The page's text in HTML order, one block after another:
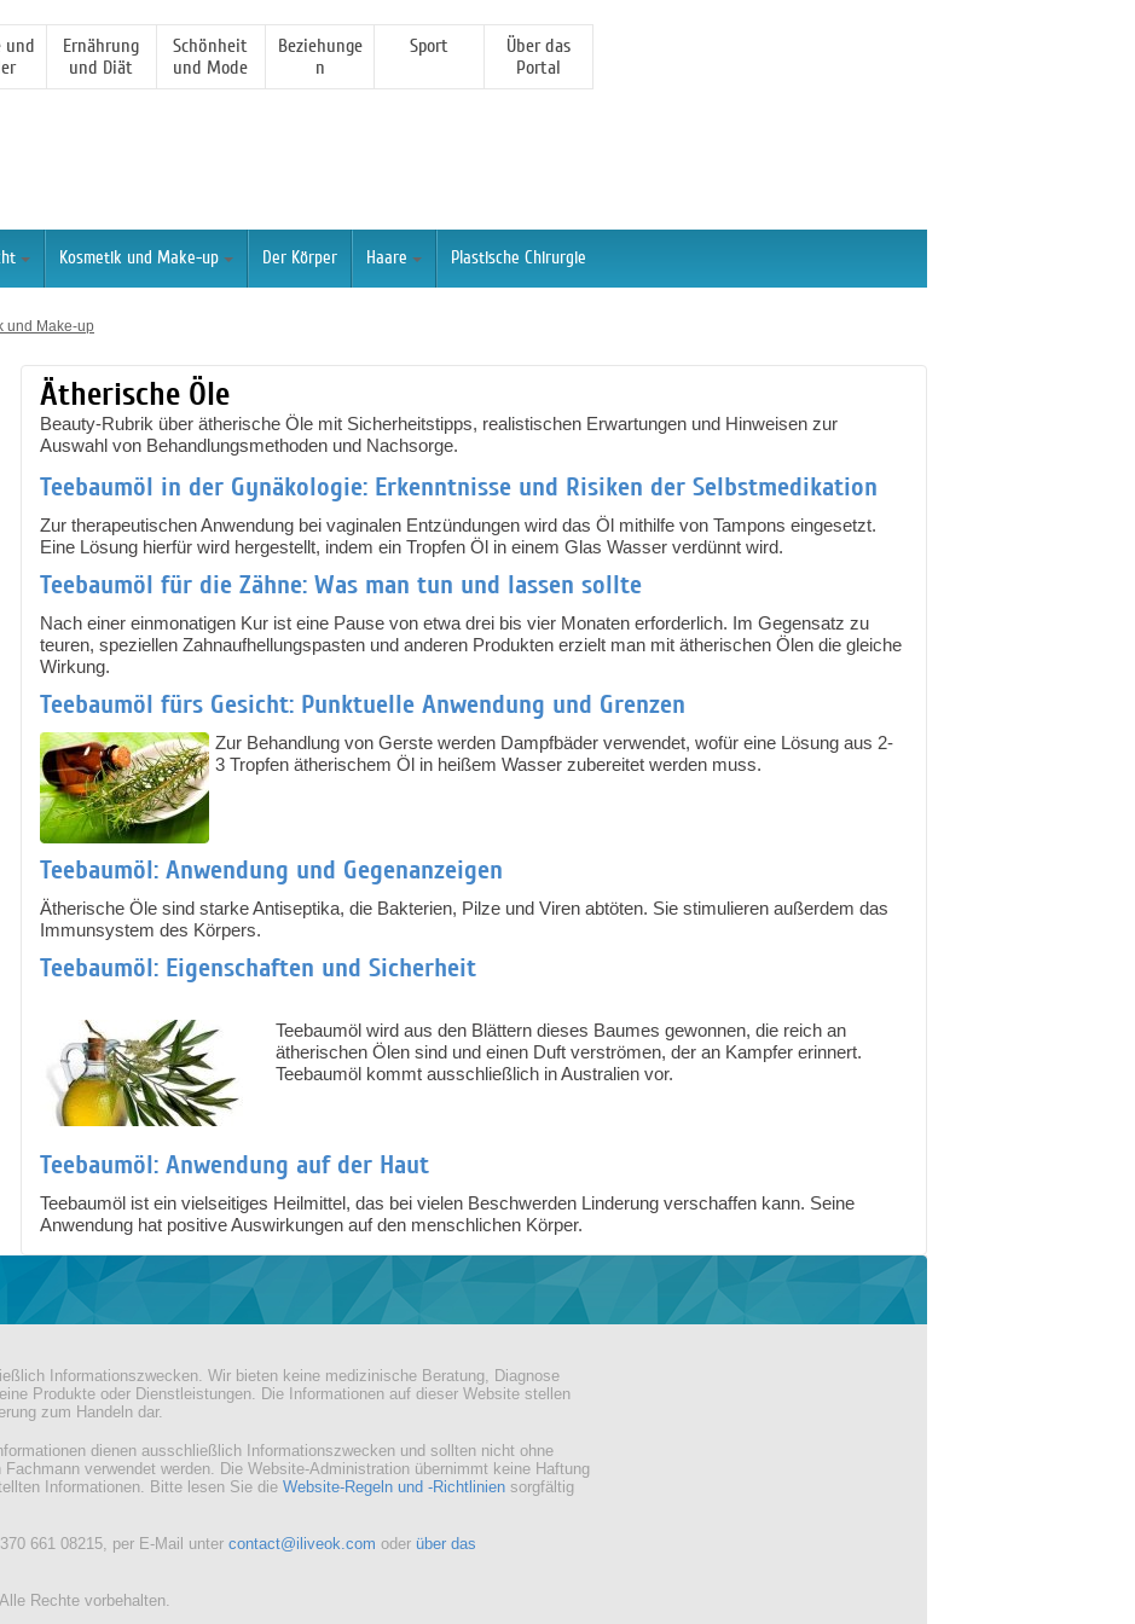
und
Ernährung
und Diät
Schönheit
und Mode
Beziehunge
n
Sport
Über das
Portal
Kosmetik und Make-up Der Körper Haare Plastische Chirurgie
und Make-up
Ätherische Öle
Beauty-Rubrik über ätherische Öle mit Sicherheitstipps, realistischen Erwartungen und Hinweisen zur
Auswahl von Behandlungsmethoden und Nachsorge.
Teebaumöl in der Gynäkologie: Erkenntnisse und Risiken der Selbstmedikation
Zur therapeutischen Anwendung bei vaginalen Entzündungen wird das Öl mithilfe von Tampons eingesetzt.
Eine Lösung hierfür wird hergestellt, indem ein Tropfen Öl in einem Glas Wasser verdünnt wird.
Teebaumöl für die Zähne: Was man tun und lassen sollte
Nach einer einmonatigen Kur ist eine Pause von etwa drei bis vier Monaten erforderlich. Im Gegensatz zu
teuren, speziellen Zahnaufhellungspasten und anderen Produkten erzielt man mit ätherischen Ölen die gleiche
Wirkung.
Teebaumöl fürs Gesicht: Punktuelle Anwendung und Grenzen
Zur Behandlung von Gerste werden Dampfbäder verwendet, wofür eine Lösung aus 2-
3 Tropfen ätherischem Öl in heißem Wasser zubereitet werden muss.
Teebaumöl: Anwendung und Gegenanzeigen
Ätherische Öle sind starke Antiseptika, die Bakterien, Pilze und Viren abtöten. Sie stimulieren außerdem das
Immunsystem des Körpers.
Teebaumöl: Eigenschaften und Sicherheit
Teebaumöl wird aus den Blättern dieses Baumes gewonnen, die reich an
ätherischen Ölen sind und einen Duft verströmen, der an Kampfer erinnert.
Teebaumöl kommt ausschließlich in Australien vor.
Teebaumöl: Anwendung auf der Haut
Teebaumöl ist ein vielseitiges Heilmittel, das bei vielen Beschwerden Linderung verschaffen kann. Seine
Anwendung hat positive Auswirkungen auf den menschlichen Körper.
Informationszwecken. Wir bieten keine medizinische Beratung, Diagnose
Produkte oder Dienstleistungen. Die Informationen auf dieser Website stellen
zum Handeln dar.
dienen ausschließlich Informationszwecken und sollten nicht ohne
verwendet werden. Die Website-Administration übernimmt keine Haftung
Informationen. Bitte lesen Sie die Website-Regeln und -Richtlinien sorgfältig
661 08215, per E-Mail unter contact@iliveok.com oder über das
Rechte vorbehalten.